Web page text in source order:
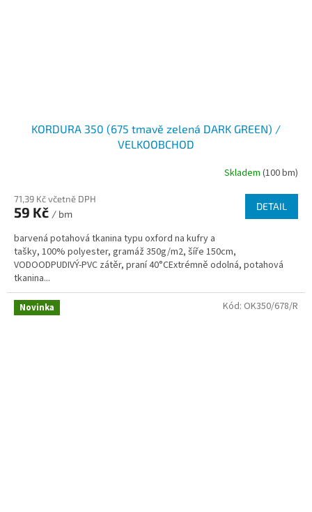
KORDURA 350 (675 tmavě zelená DARK GREEN) /
VELKOOBCHOD
Skladem (100 bm)
71,39 Kč včetně DPH
59 Kč / bm
DETAIL
barvená potahová tkanina typu oxford na kufry a
tašky, 100% polyester, gramáž 350g/m2, šíře 150cm,
VODOODPUDIVÝ-PVC zátěr, praní 40°CExtrémně odolná, potahová
tkanina...
Novinka Kód: OK350/678/R